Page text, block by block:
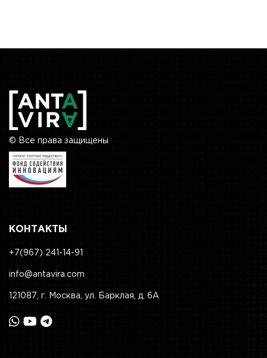
© Все права защищены
КОНТАКТЫ
+7(967) 241-14-91
info@antavira.com
121087, г. Москва, ул. Барклая, д. 6А